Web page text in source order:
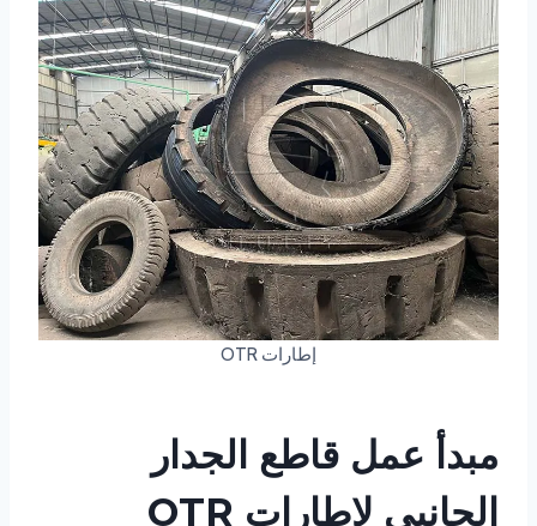
إطارات OTR
مبدأ عمل قاطع الجدار
الجانبي لإطارات OTR